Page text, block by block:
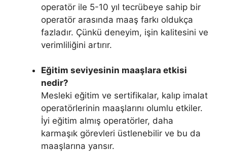
operatör ile 5-10 yıl tecrübeye sahip bir
operatör arasında maaş farkı oldukça
fazladır. Çünkü deneyim, işin kalitesini ve
verimliliğini artırır.
Eğitim seviyesinin maaşlara etkisi
nedir?
Mesleki eğitim ve sertifikalar, kalıp imalat
operatörlerinin maaşlarını olumlu etkiler.
İyi eğitim almış operatörler, daha
karmaşık görevleri üstlenebilir ve bu da
maaşlarına yansır.